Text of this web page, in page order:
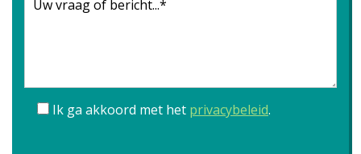
Ik ga akkoord met het privacybeleid.